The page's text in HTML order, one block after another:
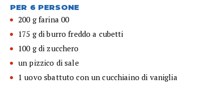
PER 6 PERSONE
200 g farina 00
175 g di burro freddo a cubetti
100 g di zucchero
un pizzico di sale
1 uovo sbattuto con un cucchiaino di vaniglia